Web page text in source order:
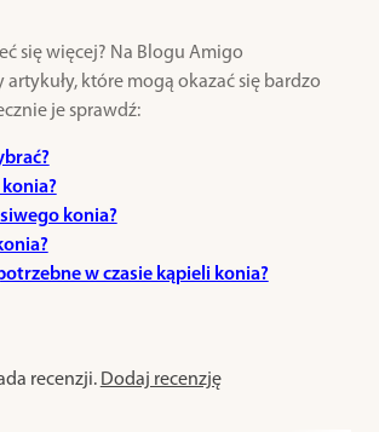
się więcej? Na Blogu Amigo
które mogą okazać się bardzo
je sprawdź:
konia?
konia?
w czasie kąpieli konia?
recenzji. Dodaj recenzję